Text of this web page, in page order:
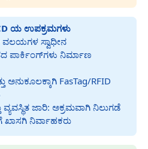
ಯ ಉಪಕ್ರಮಗಳು
ಸ್ವಾಧೀನ
ಪಾರ್ಕಿಂಗ್‌ಗಳು ನಿರ್ಮಾಣ
ಅನುಕೂಲಕ್ಕಾಗಿ FasTag/RFID
ವ್ಯವಸ್ಥಿತ ಜಾರಿ: ಅಕ್ರಮವಾಗಿ ನಿಲುಗಡೆ
ನಿರ್ವಾಹಕರು